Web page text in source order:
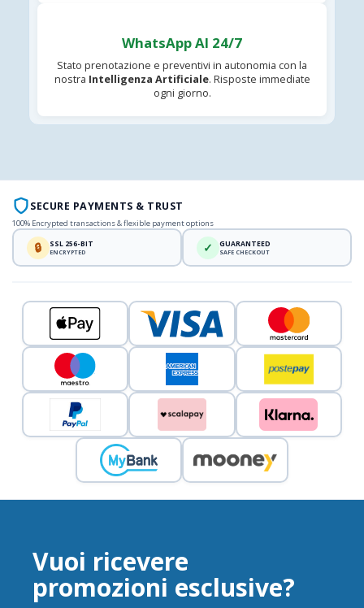
WhatsApp AI 24/7
Stato prenotazione e preventivi in autonomia con la
nostra Intelligenza Artificiale. Risposte immediate
ogni giorno.
SECURE PAYMENTS & TRUST
100% Encrypted transactions & flexible payment options
🔒 SSL 256-BIT
ENCRYPTED ✓ GUARANTEED
SAFE CHECKOUT
Vuoi ricevere
promozioni esclusive?